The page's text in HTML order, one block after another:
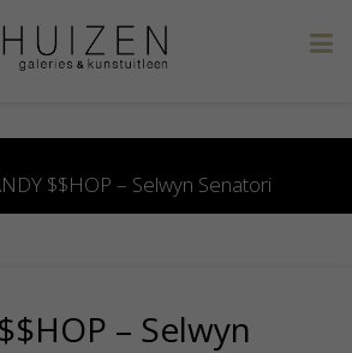
$$HOP – Selwyn Senatori
– Selwyn